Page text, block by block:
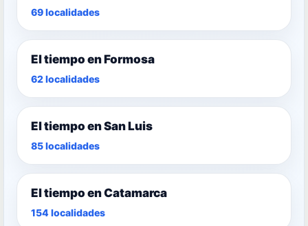
69 localidades
El tiempo en Formosa
62 localidades
El tiempo en San Luis
85 localidades
El tiempo en Catamarca
154 localidades